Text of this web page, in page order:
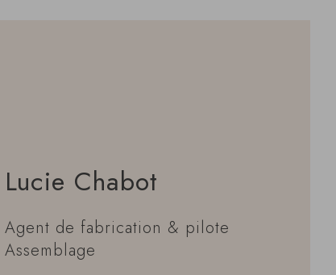
Lucie Chabot
Agent de fabrication & pilote
Assemblage